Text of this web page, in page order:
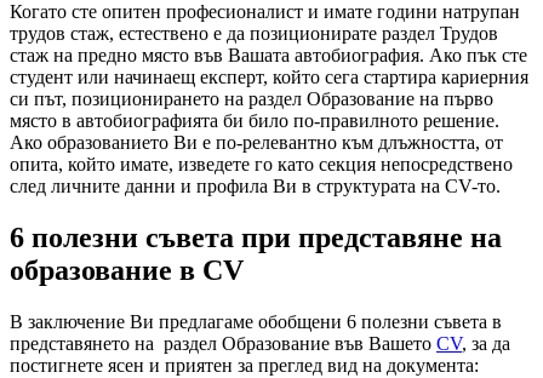
Когато сте опитен професионалист и имате години натрупан
трудов стаж, естествено е да позиционирате раздел Трудов
стаж на предно място във Вашата автобиография. Ако пък сте
студент или начинаещ експерт, който сега стартира кариерния
си път, позиционирането на раздел Образование на първо
място в автобиографията би било по-правилното решение.
Ако образованието Ви е по-релевантно към длъжността, от
опита, който имате, изведете го като секция непосредствено
след личните данни и профила Ви в структурата на CV-то.
6 полезни съвета при представяне на
образование в CV
В заключение Ви предлагаме обобщени 6 полезни съвета в
представянето на раздел Образование във Вашето CV, за да
постигнете ясен и приятен за преглед вид на документа: